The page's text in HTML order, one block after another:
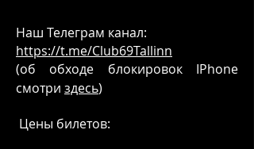
Наш Телеграм канал:
https://t.me/Club69Tallinn
(об обходе блокировок IPhone
смотри здесь)
Цены билетов: